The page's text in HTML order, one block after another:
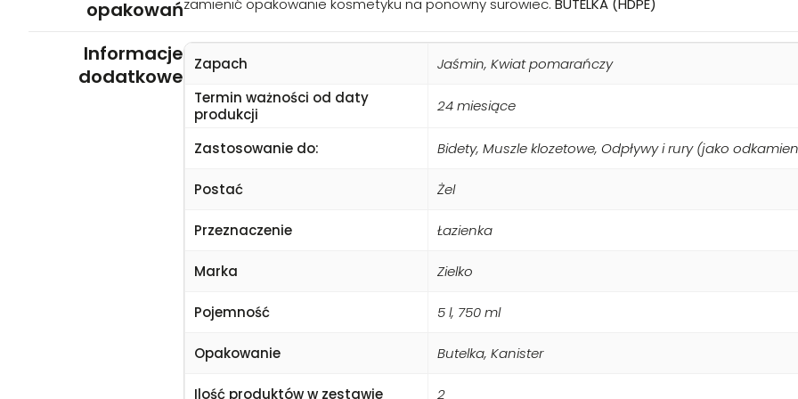
Biodegradowalna formuła i
bezpieczny dla mikroflory w przydomowych
opakowańzamienić opakowanie kosmetyku na ponowny surowiec.BUTELKA (HDPE)
Informacje
dodatkowe
Zapach
Jaśmin, Kwiat pomarańczy
Termin ważności od daty
produkcji
24 miesiące
Zastosowanie do: Bidety, Muszle klozetowe, Odpływy i rury (jako
Postać Żel
Przeznaczenie Łazienka
Marka Zielko
Pojemność 5 l, 750 ml
Opakowanie Butelka, Kanister
Ilość produktów w zestawie 2